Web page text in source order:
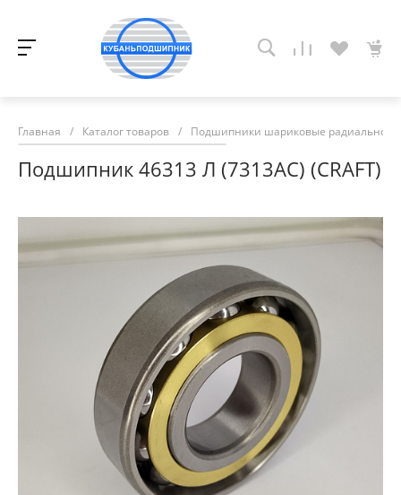
Главная / Каталог товаров / Подшипники шариковые радиально-
Подшипник 46313 Л (7313АС) (CRAFT)